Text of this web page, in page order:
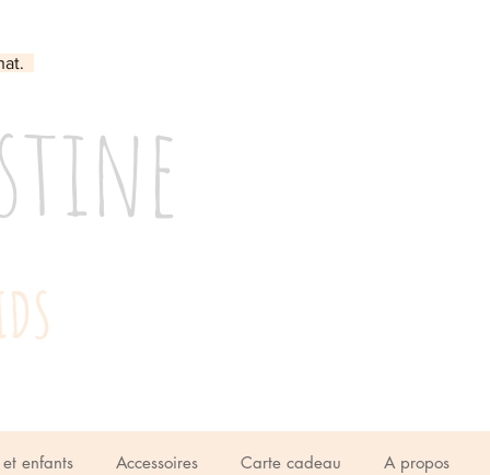
enfants Accessoires Carte cadeau A propos